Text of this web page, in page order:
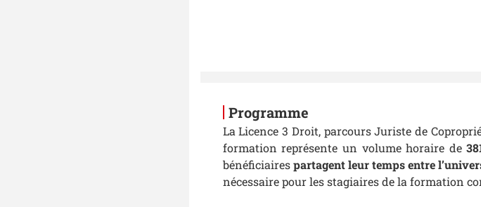
Programme
La Licence 3 Droit, parcours Juriste de
formation représente un volume horaire de
bénéficiairespartagent leur temps entre
nécessaire pour les stagiaires de la formation